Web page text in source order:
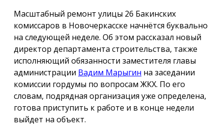
Масштабный ремонт улицы 26 Бакинских
комиссаров в Новочеркасске начнётся буквально
на следующей неделе. Об этом рассказал новый
директор департамента строительства, также
исполняющий обязанности заместителя главы
администрации Вадим Марыгин на заседании
комиссии гордумы по вопросам ЖКХ. По его
словам, подрядная организация уже определена,
готова приступить к работе и в конце недели
выйдет на объект.